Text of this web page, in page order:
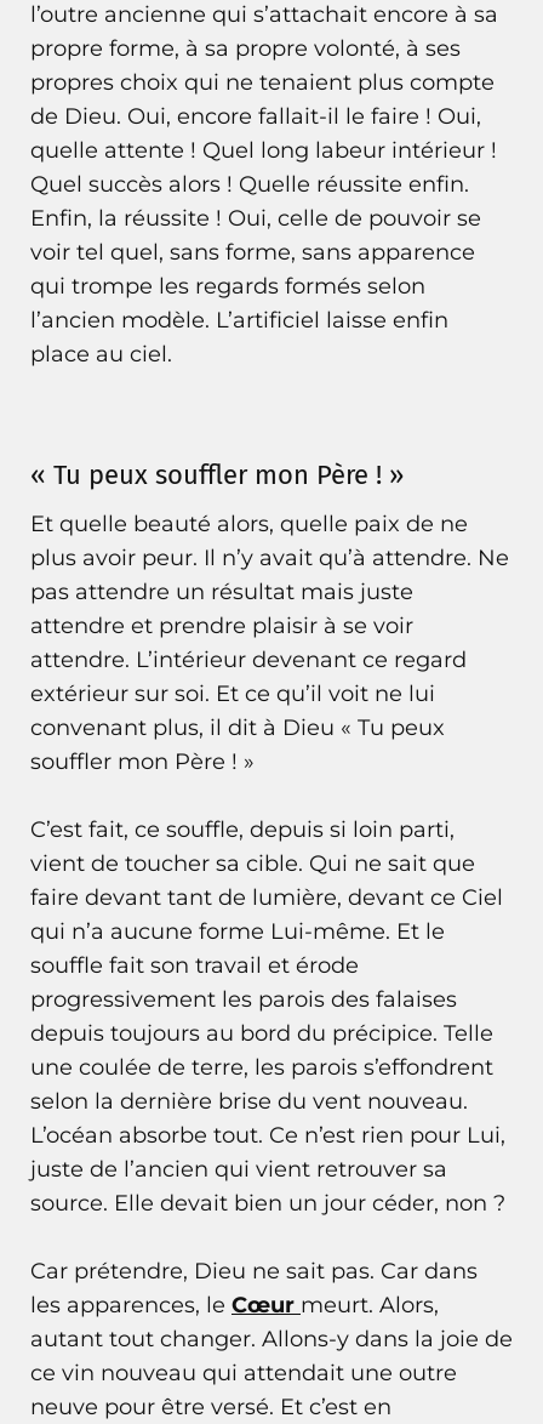
l’outre ancienne qui s’attachait encore à sa
propre forme, à sa propre volonté, à ses
propres choix qui ne tenaient plus compte
de Dieu. Oui, encore fallait-il le faire ! Oui,
quelle attente ! Quel long labeur intérieur !
Quel succès alors ! Quelle réussite enfin.
Enfin, la réussite ! Oui, celle de pouvoir se
voir tel quel, sans forme, sans apparence
qui trompe les regards formés selon
l’ancien modèle. L’artificiel laisse enfin
place au ciel.
« Tu peux souffler mon Père ! »
Et quelle beauté alors, quelle paix de ne
plus avoir peur. Il n’y avait qu’à attendre. Ne
pas attendre un résultat mais juste
attendre et prendre plaisir à se voir
attendre. L’intérieur devenant ce regard
extérieur sur soi. Et ce qu’il voit ne lui
convenant plus, il dit à Dieu « Tu peux
souffler mon Père ! »
C’est fait, ce souffle, depuis si loin parti,
vient de toucher sa cible. Qui ne sait que
faire devant tant de lumière, devant ce Ciel
qui n’a aucune forme Lui-même. Et le
souffle fait son travail et érode
progressivement les parois des falaises
depuis toujours au bord du précipice. Telle
une coulée de terre, les parois s’effondrent
selon la dernière brise du vent nouveau.
L’océan absorbe tout. Ce n’est rien pour Lui,
juste de l’ancien qui vient retrouver sa
source. Elle devait bien un jour céder, non ?
Car prétendre, Dieu ne sait pas. Car dans
les apparences, le Cœur meurt. Alors,
autant tout changer. Allons-y dans la joie de
ce vin nouveau qui attendait une outre
neuve pour être versé. Et c’est en